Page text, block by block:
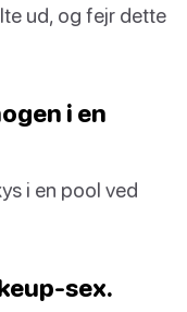
ud, og fejr dette
i en
i en pool ved
sex.